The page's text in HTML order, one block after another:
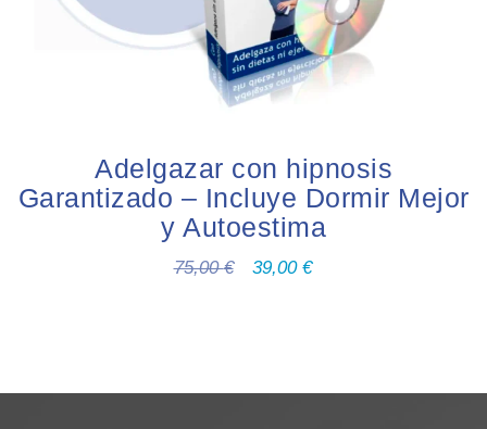
Adelgazar con hipnosis
Garantizado – Incluye Dormir Mejor
y Autoestima
75,00€ 39,00 €